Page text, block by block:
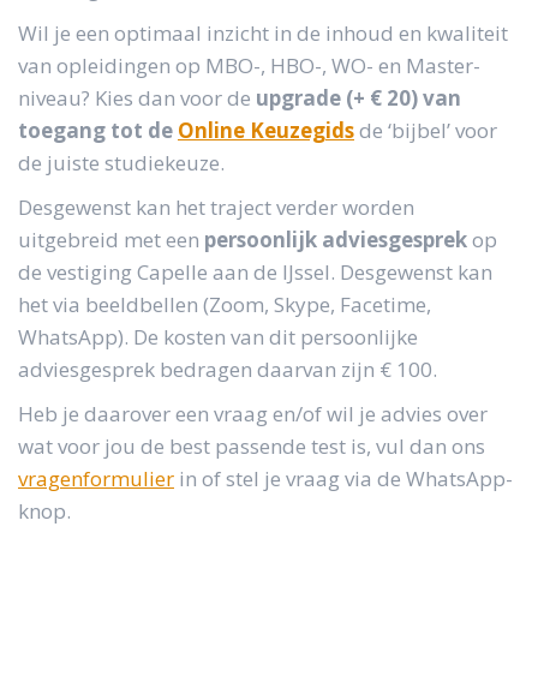
Wil je een optimaal inzicht in de inhoud en kwaliteit
van opleidingen op MBO-, HBO-, WO- en Master-
niveau? Kies dan voor de upgrade (+ € 20) van
toegang tot de Online Keuzegidsde ‘bijbel’ voor
de juiste studiekeuze.
Desgewenst kan het traject verder worden
uitgebreid met een persoonlijk adviesgesprekop
de vestiging Capelle aan de IJssel. Desgewenst kan
het via beeldbellen (Zoom, Skype, Facetime,
WhatsApp). De kosten van dit persoonlijke
adviesgesprek bedragen daarvan zijn € 100.
Heb je daarover een vraag en/of wil je advies over
wat voor jou de best passende test is, vul dan ons
vragenformulier in of stel je vraag via de WhatsApp-
knop.